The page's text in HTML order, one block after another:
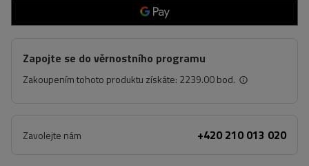
Zapojte se do věrnostního programu
Zakoupením tohoto produktu získáte: 2239.00 bod.
Zavolejte nám +420 210 013 020